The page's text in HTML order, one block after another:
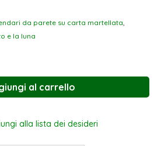
da parete su carta martellata,
e la luna
al carrello
alla lista dei desideri